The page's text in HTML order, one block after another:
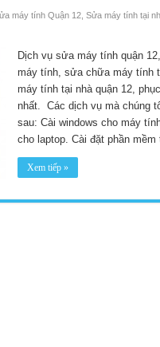
máy tính Quận 12, Sửa máy tính tại
Dịch vụ sửa máy tính quận
máy tính, sửa chữa máy tính
máy tính tại nhà quận 12,
nhất. Các dịch vụ mà chúng
sau: Cài windows cho máy
cho laptop. Cài đặt phần
Xem tiếp »